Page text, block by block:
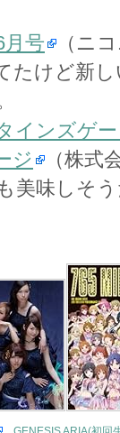
号
（ニ
たけど新
インズゲ
ジ
（株式
美味しそ